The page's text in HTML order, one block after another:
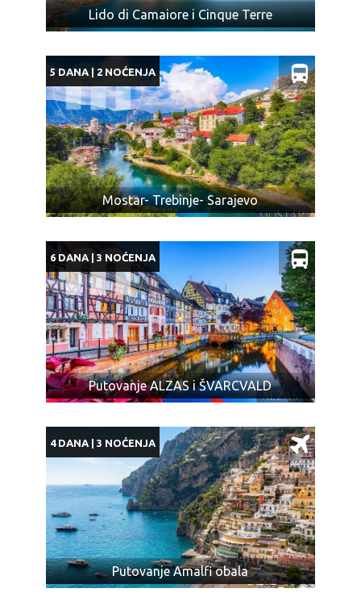
Lido di Camaiore i Cinque Terre
Mostar- Trebinje- Sarajevo
5 DANA | 2 NOĆENJA
Putovanje ALZAS i ŠVARCVALD
6 DANA | 3 NOĆENJA
Putovanje Amalfi obala
4 DANA | 3 NOĆENJA